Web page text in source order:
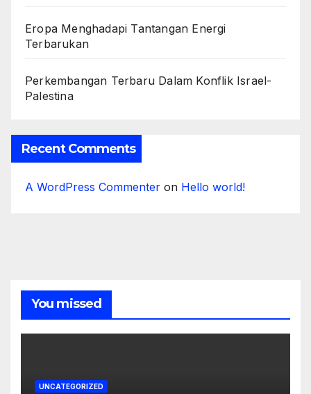
Eropa Menghadapi Tantangan Energi
Terbarukan
Perkembangan Terbaru Dalam Konflik Israel-
Palestina
Recent Comments
A WordPress Commenter on Hello world!
You missed
UNCATEGORIZED